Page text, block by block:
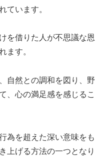
ています。
を借りた人が不思議な恩
ます。
自然との調和を図り、野
、心の満足感を感じるこ
為を超えた深い意味をも
上げる方法の一つとなり